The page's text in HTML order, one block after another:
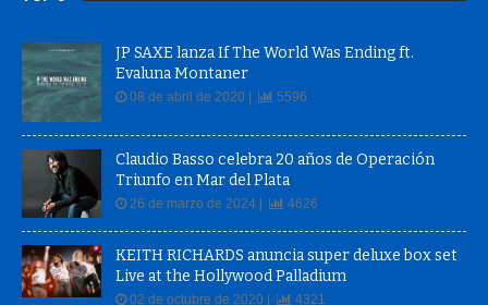
JP SAXE lanza If The World Was Ending ft.
Evaluna Montaner
08 de abril de 2020 | 5596
Claudio Basso celebra 20 años de Operación
Triunfo en Mar del Plata
26 de marzo de 2024 | 4626
KEITH RICHARDS anuncia super deluxe box set
Live at the Hollywood Palladium
02 de octubre de 2020 | 4321